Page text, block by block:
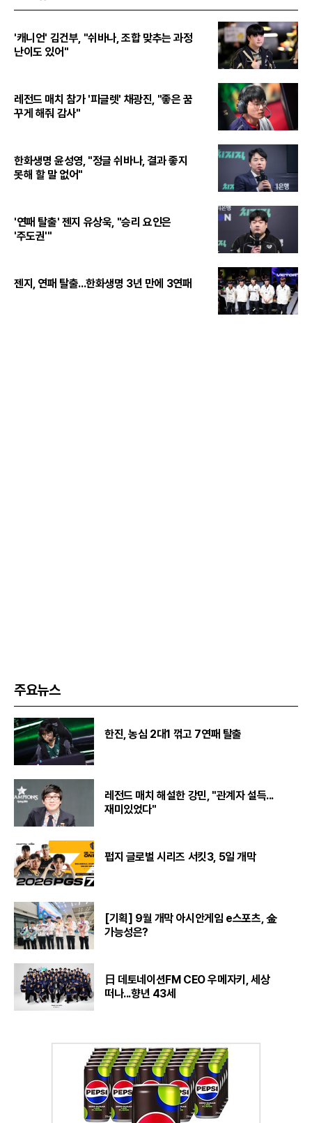
'캐니언' 김건부, "쉬바나, 조합 맞추는 과정
난이도 있어"
레전드 매치 참가 '피글렛' 채광진, "좋은 꿈
꾸게 해줘 감사"
한화생명 윤성영, "정글 쉬바나, 결과 좋지
못해 할 말 없어"
'연패 탈출' 젠지 유상욱, "승리 요인은
'주도권'"
젠지, 연패 탈출...한화생명 3년 만에 3연패
주요뉴스
한진, 농심 2대1 꺾고 7연패 탈출
레전드 매치 해설한 강민, "관계자 설득...
재미있었다"
펍지 글로벌 시리즈 서킷3, 5일 개막
[기획] 9월 개막 아시안게임 e스포츠, 金
가능성은?
日 데토네이션FM CEO 우메자키, 세상
떠나...향년 43세